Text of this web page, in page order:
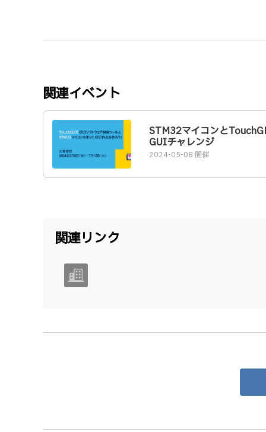
関連イベント
STM32マイコンと
GUIチャレンジ
2024-05-08 開催
関連リンク